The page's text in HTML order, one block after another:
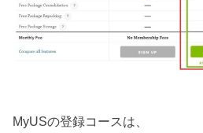
MyUSの登録コースは、